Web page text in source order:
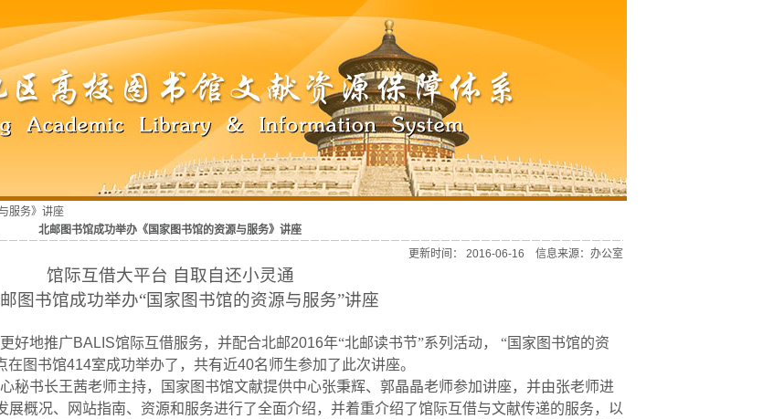
服务》讲座
北邮图书馆成功举办《国家图书馆的资源与服务》讲座
更新时间： 2016-06-16 信息来源：办公室
馆际互借大平台 自取自还小灵通
图书馆成功举办“国家图书馆的资源与服务”讲座
好地推广BALIS馆际互借服务，并配合北邮2016年“北邮读书节”系列活动，
“国家图书馆的资
在图书馆414室成功举办了，共有近40名师生参加了此次讲座。
秘书长王茜老师主持，国家图书馆文献提供中心张秉辉、郭晶晶老师参加讲座，并由张老师进
概况、网站指南、资源和服务进行了全面介绍，并着重介绍了馆际互借与文献传递的服务，以